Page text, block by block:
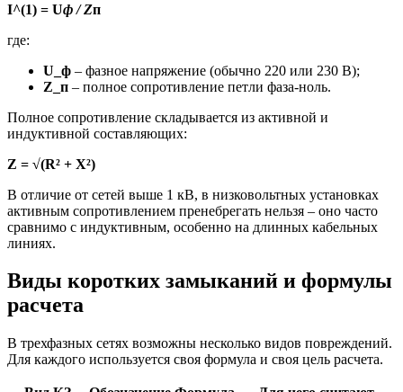
I^(1) = Uф / Zп
где:
U_ф – фазное напряжение (обычно 220 или 230 В);
Z_п – полное сопротивление петли фаза-ноль.
Полное сопротивление складывается из активной и
индуктивной составляющих:
Z = √(R² + X²)
В отличие от сетей выше 1 кВ, в низковольтных установках
активным сопротивлением пренебрегать нельзя – оно часто
сравнимо с индуктивным, особенно на длинных кабельных
линиях.
Виды коротких замыканий и формулы
расчета
В трехфазных сетях возможны несколько видов повреждений.
Для каждого используется своя формула и своя цель расчета.